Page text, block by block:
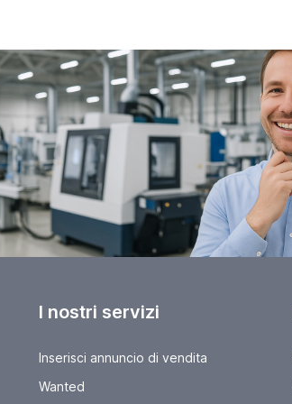
I nostri servizi
Inserisci annuncio di vendita
Wanted